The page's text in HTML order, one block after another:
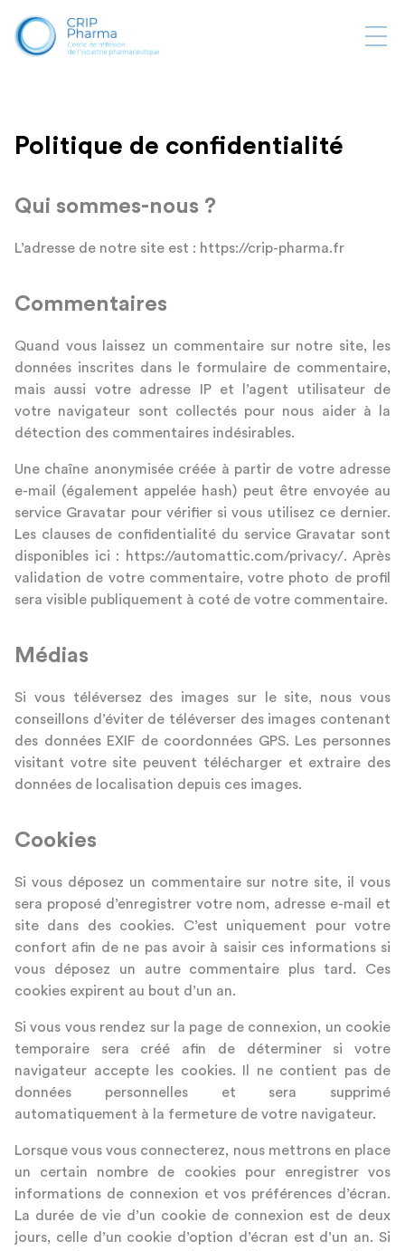
Politique de confidentialité
Qui sommes-nous ?
L’adresse de notre site est : https://crip-pharma.fr
Commentaires
Quand vous laissez un commentaire sur notre site, les
données inscrites dans le formulaire de commentaire,
mais aussi votre adresse IP et l’agent utilisateur de
votre navigateur sont collectés pour nous aider à la
détection des commentaires indésirables.
Une chaîne anonymisée créée à partir de votre adresse
e-mail (également appelée hash) peut être envoyée au
service Gravatar pour vérifier si vous utilisez ce dernier.
Les clauses de confidentialité du service Gravatar sont
disponibles ici : https://automattic.com/privacy/. Après
validation de votre commentaire, votre photo de profil
sera visible publiquement à coté de votre commentaire.
Médias
Si vous téléversez des images sur le site, nous vous
conseillons d’éviter de téléverser des images contenant
des données EXIF de coordonnées GPS. Les personnes
visitant votre site peuvent télécharger et extraire des
données de localisation depuis ces images.
Cookies
Si vous déposez un commentaire sur notre site, il vous
sera proposé d’enregistrer votre nom, adresse e-mail et
site dans des cookies. C’est uniquement pour votre
confort afin de ne pas avoir à saisir ces informations si
vous déposez un autre commentaire plus tard. Ces
cookies expirent au bout d’un an.
Si vous vous rendez sur la page de connexion, un cookie
temporaire sera créé afin de déterminer si votre
navigateur accepte les cookies. Il ne contient pas de
données personnelles et sera supprimé
automatiquement à la fermeture de votre navigateur.
Lorsque vous vous connecterez, nous mettrons en place
un certain nombre de cookies pour enregistrer vos
informations de connexion et vos préférences d’écran.
La durée de vie d’un cookie de connexion est de deux
jours, celle d’un cookie d’option d’écran est d’un an. Si